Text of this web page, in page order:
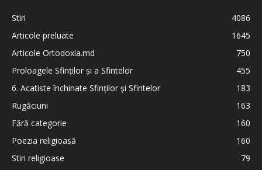
Stiri
4086
Articole preluate
1645
Articole Ortodoxia.md
750
Proloagele Sfinților și a Sfintelor
455
6. Acatiste închinate Sfinților și Sfintelor
183
Rugăciuni
163
Fără categorie
160
Poezia religioasă
160
Stiri religioase
79